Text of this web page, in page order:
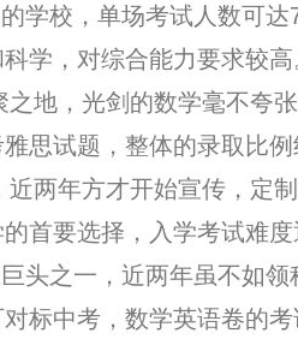
学校，单场考试人数可达
学，对综合能力要求较高
地，光剑的数学毫不夸
思试题，整体的录取比例
两年方才开始宣传，定
首要选择，入学考试难
头之一，近两年虽不如领
标中考，数学英语卷的